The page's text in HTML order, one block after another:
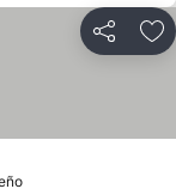
Compartir